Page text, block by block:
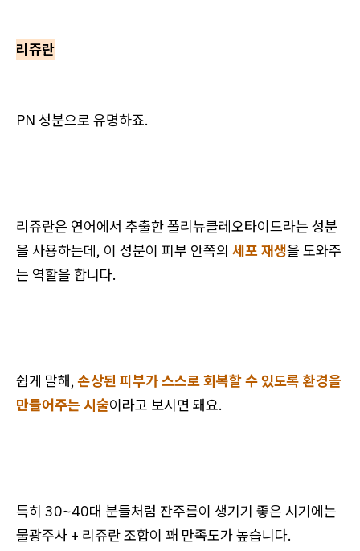
리쥬란
PN 성분으로 유명하죠.
리쥬란은 연어에서 추출한 폴리뉴클레오타이드라는 성분
을 사용하는데, 이 성분이 피부 안쪽의 세포 재생을 도와주
는 역할을 합니다.
쉽게 말해,손상된 피부가 스스로 회복할 수 있도록 환경을
만들어주는 시술이라고 보시면 돼요.
특히 30~40대 분들처럼 잔주름이 생기기 좋은 시기에는
물광주사 + 리쥬란 조합이 꽤 만족도가 높습니다.